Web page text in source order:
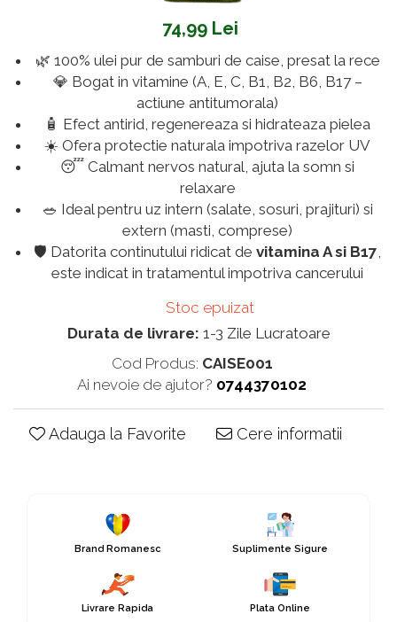
74,99 Lei
🌿 100% ulei pur de samburi de caise, presat la rece
💎 Bogat in vitamine (A, E, C, B1, B2, B6, B17 –
actiune antitumorala)
🧴 Efect antirid, regenereaza si hidrateaza pielea
☀️ Ofera protectie naturala impotriva razelor UV
😴 Calmant nervos natural, ajuta la somn si
relaxare
🥗 Ideal pentru uz intern (salate, sosuri, prajituri) si
extern (masti, comprese)
🛡️ Datorita continutului ridicat de vitamina A si B17,
este indicat in tratamentul impotriva cancerului
Stoc epuizat
Durata de livrare: 1-3 Zile Lucratoare
Cod Produs: CAISE001
Ai nevoie de ajutor? 0744370102
Adauga la Favorite Cere informatii
Brand Romanesc Suplimente Sigure
Livrare Rapida Plata Online